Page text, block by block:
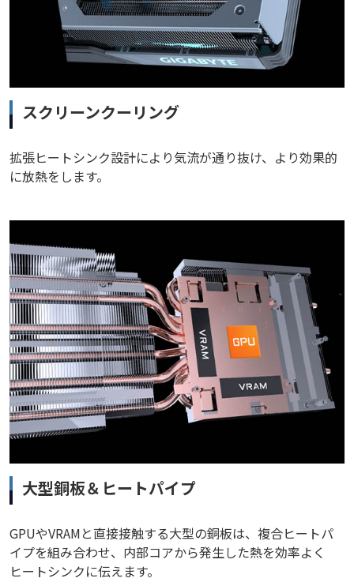
スクリーンクーリング
拡張ヒートシンク設計により気流が通り抜け、より効果的
に放熱をします。
大型銅板＆ヒートパイプ
GPUやVRAMと直接接触する大型の銅板は、複合ヒートパ
イプを組み合わせ、内部コアから発生した熱を効率よく
ヒートシンクに伝えます。